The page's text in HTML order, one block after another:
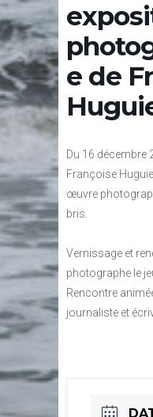
e de
Du 16 décembre
Françoise
œuvre
bris.
Vernissage et
photographe le
Rencontre
journaliste et